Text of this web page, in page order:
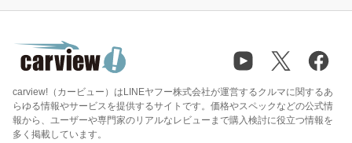
carview!（カービュー）はLINEヤフー株式会社が運営するクルマに関するあ
らゆる情報やサービスを提供するサイトです。価格やスペックなどの公式情
報から、ユーザーや専門家のリアルなレビューまで購入検討に役立つ情報を
多く掲載しています。